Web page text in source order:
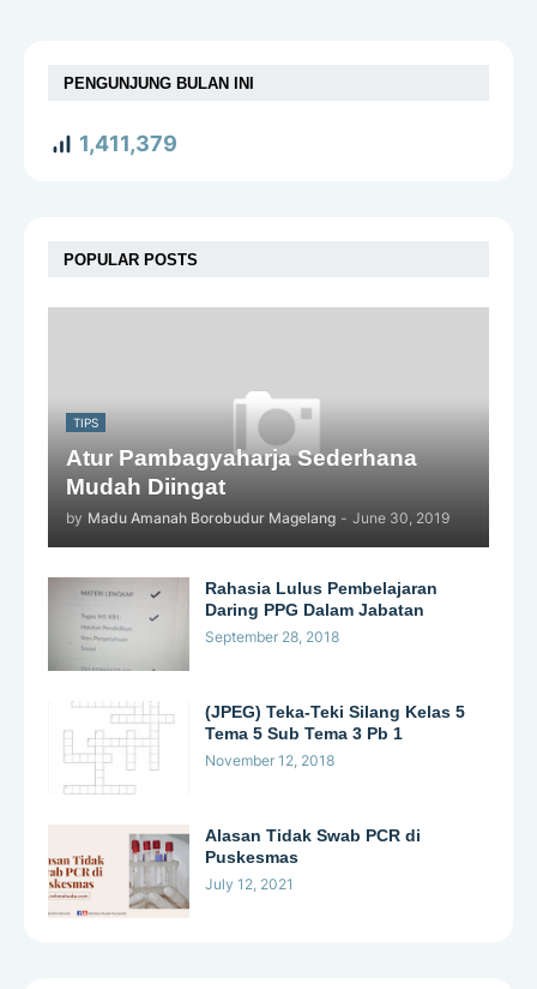
PENGUNJUNG BULAN INI
1,411,379
POPULAR POSTS
TIPS
Atur Pambagyaharja Sederhana
Mudah Diingat
by Madu Amanah Borobudur Magelang - June 30, 2019
Rahasia Lulus Pembelajaran
Daring PPG Dalam Jabatan
September 28, 2018
(JPEG) Teka-Teki Silang Kelas 5
Tema 5 Sub Tema 3 Pb 1
November 12, 2018
Alasan Tidak Swab PCR di
Puskesmas
July 12, 2021